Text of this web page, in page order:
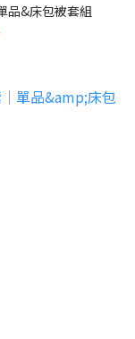
品&床包被套組